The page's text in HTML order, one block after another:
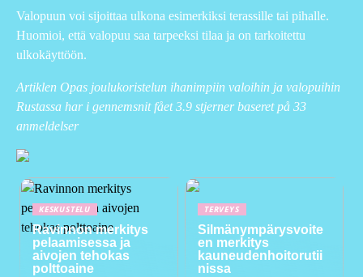
Valopuun voi sijoittaa ulkona esimerkiksi terassille tai pihalle.
Huomioi, että valopuu saa tarpeeksi tilaa ja on tarkoitettu
ulkokäyttöön.
Artiklen Opas joulukoristelun ihanimpiin valoihin ja valopuihin
Rustassa har i gennemsnit fået3.9 stjerner baseret på 33
anmeldelser
KESKUSTELU
Ravinnon merkitys
pelaamisessa ja
aivojen tehokas
polttoaine
TERVEYS
Silmänympärysvoite
en merkitys
kauneudenhoitorutii
nissa